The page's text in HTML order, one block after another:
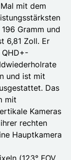
mit dem
Gramm und
6,81 Zoll. Er
QHD+-
und ist mit
Das
mit
Kameras
rechten
Hauptkamera
(123° FOV,